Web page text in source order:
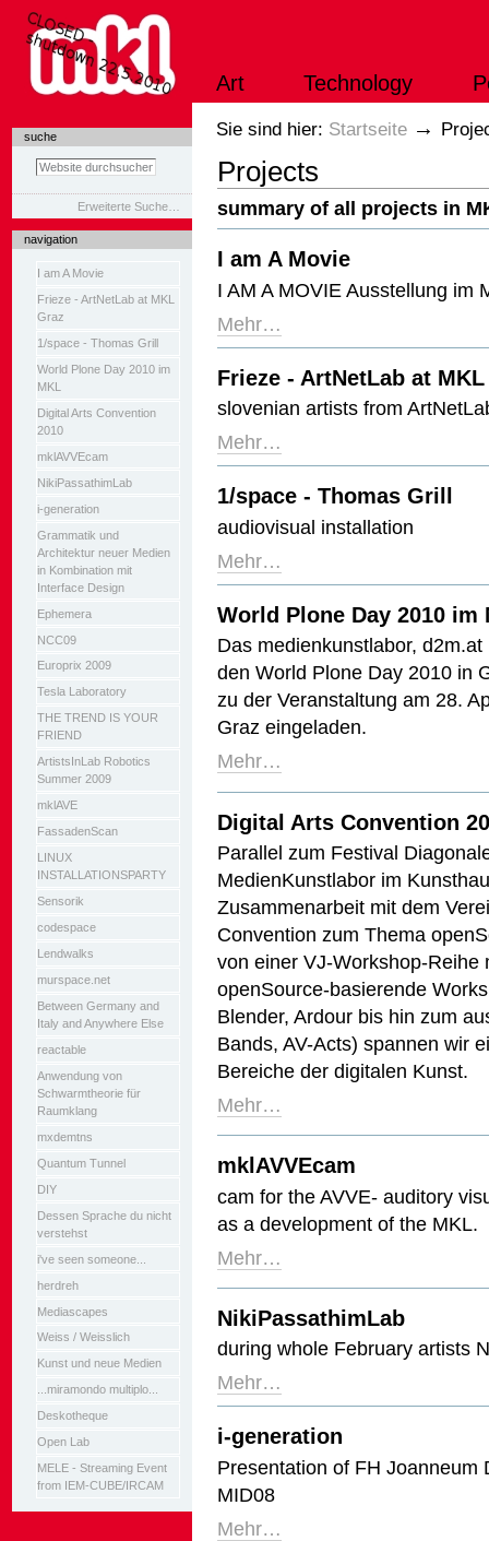
Inhalt
Art Technology
suche
Erweiterte Suche…
navigation
I am A Movie
Frieze - ArtNetLab at MKL
Graz
1/space - Thomas Grill
World Plone Day 2010 im
MKL
Digital Arts Convention
2010
mklAVVEcam
NikiPassathimLab
i-generation
Grammatik und
Architektur neuer Medien
in Kombination mit
Interface Design
Ephemera
NCC09
Europrix 2009
Tesla Laboratory
THE TREND IS YOUR
FRIEND
ArtistsInLab Robotics
Summer 2009
mklAVE
FassadenScan
LINUX
INSTALLATIONSPARTY
Sensorik
codespace
Lendwalks
murspace.net
Between Germany and
Italy and Anywhere Else
reactable
Anwendung von
Schwarmtheorie für
Raumklang
mxdemtns
Quantum Tunnel
DIY
Dessen Sprache du nicht
verstehst
i've seen someone...
herdreh
Mediascapes
Weiss / Weisslich
Kunst und neue Medien
...miramondo multiplo...
Deskotheque
Open Lab
MELE - Streaming Event
from IEM-CUBE/IRCAM
Sie sind hier: Startseite →
Projects
summary of all projects in
I am A Movie
I AM A MOVIE Ausstellung im
Mehr…
Frieze - ArtNetLab at
slovenian artists from
Mehr…
1/space - Thomas Grill
audiovisual installation
Mehr…
World Plone Day 2010 im
Das medienkunstlabor,
den World Plone Day 2010 in
zu der Veranstaltung am 28.
Graz eingeladen.
Mehr…
Digital Arts Convention
Parallel zum Festival
MedienKunstlabor im
Zusammenarbeit mit dem
Convention zum Thema
von einer VJ-Workshop-
openSource-basierende
Blender, Ardour bis hin zum
Bands, AV-Acts) spannen wir
Bereiche der digitalen Kunst.
Mehr…
mklAVVEcam
cam for the AVVE- auditory
as a development of the MKL.
Mehr…
NikiPassathimLab
during whole February artists
Mehr…
i-generation
Presentation of FH Joanneum
MID08
Mehr…